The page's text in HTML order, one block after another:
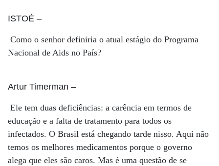
ISTOÉ –
Como o senhor definiria o atual estágio do Programa
Nacional de Aids no País?
Artur Timerman –
Ele tem duas deficiências: a carência em termos de
educação e a falta de tratamento para todos os
infectados. O Brasil está chegando tarde nisso. Aqui não
temos os melhores medicamentos porque o governo
alega que eles são caros. Mas é uma questão de se